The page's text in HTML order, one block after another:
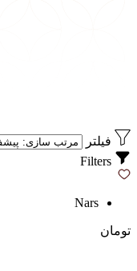
فیلتر
Nars
تومان